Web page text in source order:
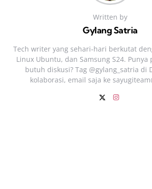
Written by
Gylang Satria
Tech writer yang sehari‑hari berkutat
Linux Ubuntu, dan Samsung S24. Punya
butuh diskusi? Tag @gylang_satria di
kolaborasi, email saja ke